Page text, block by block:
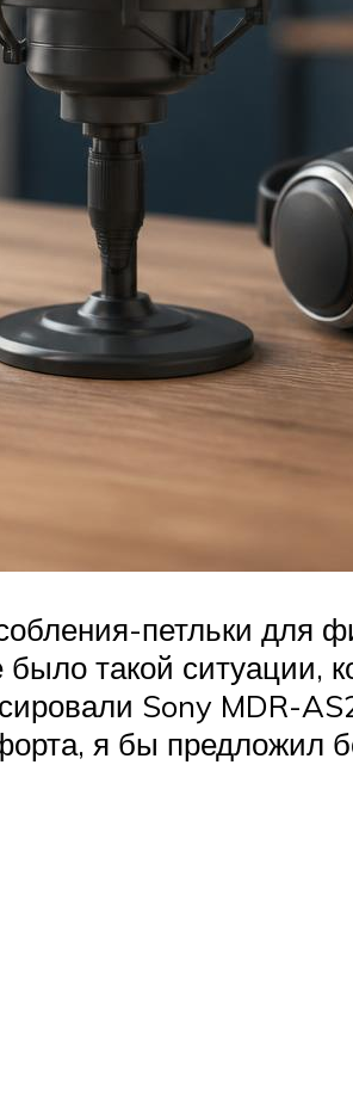
петльки для
такой ситуации,
Sony MDR-
я бы предложил